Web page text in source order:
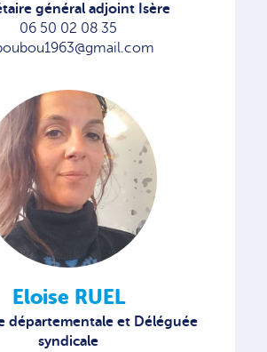
général adjoint Isère
06 50 02 08 35
Eloise RUEL
départementale et Déléguée
syndicale